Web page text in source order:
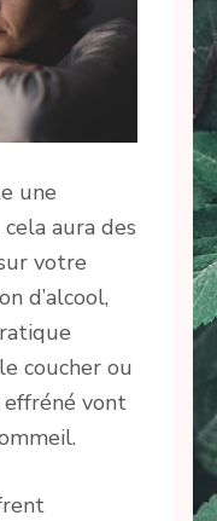
une
aura des
votre
d’alcool,
coucher ou
vont